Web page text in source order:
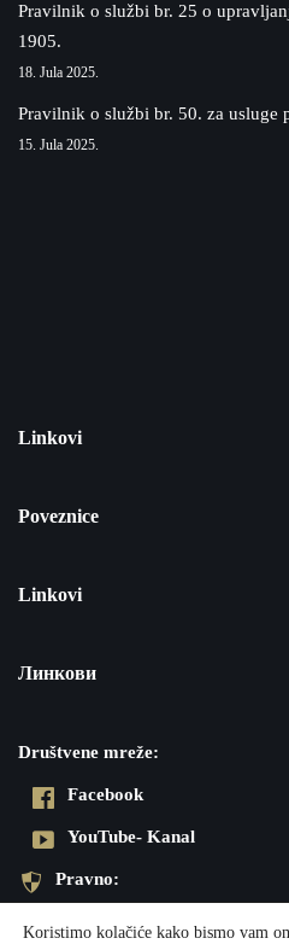
Pravilnik o službi br. 25 o
1905.
18. Jula 2025.
Pravilnik o službi br. 50. za usluge
15. Jula 2025.
Linkovi
Poveznice
Linkovi
Линкови
Društvene mreže:
Facebook
YouTube- Kanal
Pravno:
Koristimo kolačiće kako bismo vam